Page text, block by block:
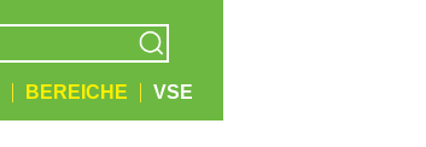
BEREICHE VSE